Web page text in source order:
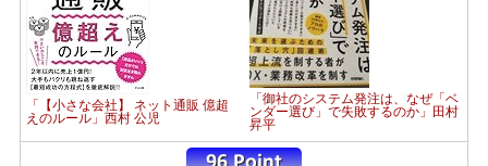
「【小さな会社】 ネット通販 億超
えのルール」西村 公児
「御社のシステム発注は、なぜ「ベ
ンダー選び」で失敗するのか」田村
昇平